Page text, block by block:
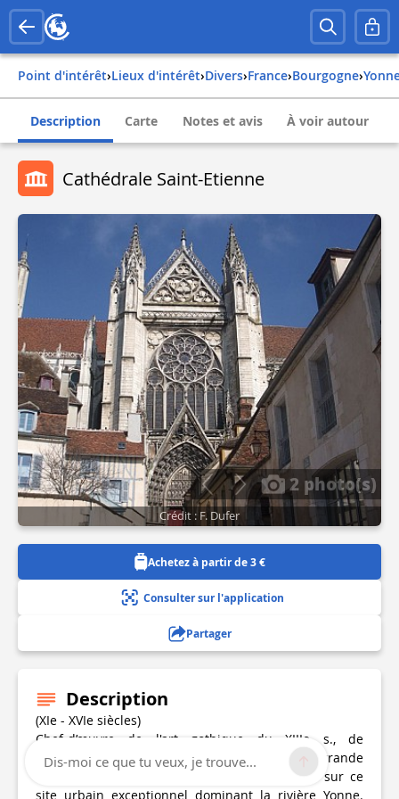
Point d'intérêt› Lieux d'intérêt› Divers› france› bourgogne›
Description Carte Notes et avis À voir autour
Cathédrale Saint-Etienne
2 photo(s)
Crédit : F. Dufer
Achetez à partir de 3 €
Consulter sur l'application
Partager
Description
(XIe - XVIe siècles)
Chef-d’œuvre de l'art gothique du XIIIe s., de
dimensions relativement modestes mais d'une grande
élégance, elle est la cinquième église édifiée sur ce
site urbain exceptionnel dominant la rivière Yonne.
Dis-moi ce que tu veux, je trouve...